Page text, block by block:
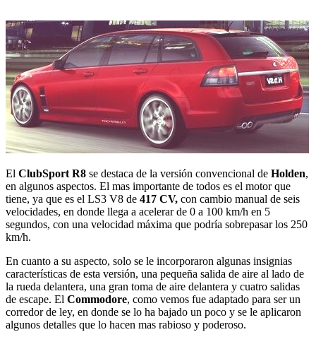
El ClubSport R8 se destaca de la versión convencional de Holden,
en algunos aspectos. El mas importante de todos es el motor que
tiene, ya que es el LS3 V8 de 417 CV, con cambio manual de seis
velocidades, en donde llega a acelerar de 0 a 100 km/h en 5
segundos, con una velocidad máxima que podría sobrepasar los 250
km/h.
En cuanto a su aspecto, solo se le incorporaron algunas insignias
características de esta versión, una pequeña salida de aire al lado de
la rueda delantera, una gran toma de aire delantera y cuatro salidas
de escape. El Commodore, como vemos fue adaptado para ser un
corredor de ley, en donde se lo ha bajado un poco y se le aplicaron
algunos detalles que lo hacen mas rabioso y poderoso.